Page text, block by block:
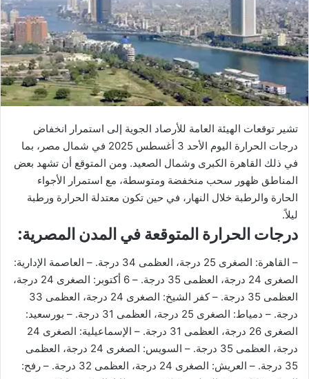
تشير توقعات الهيئة العامة للأرصاد الجوية إلى استمرار انخفاض
درجات الحرارة اليوم الأحد 3 أغسطس 2025 في شمال مصر، بما
في ذلك القاهرة الكبرى وشمال الصعيد. ومن المتوقع أن تشهد بعض
المناطق ظهور سحب منخفضة ومتوسطة، مع استمرار الأجواء
الحارة والرطبة خلال النهار، في حين تكون معتدلة الحرارة ورطبة
ليلاً.
درجات الحرارة المتوقعة في المدن المصرية:
– القاهرة: الصغرى 25 درجة، العظمى 34 درجة. – العاصمة الإدارية:
الصغرى 24 درجة، العظمى 35 درجة. – 6 أكتوبر: الصغرى 24 درجة،
العظمى 35 درجة. – كفر الشيخ: الصغرى 24 درجة، العظمى 33
درجة. – دمياط: الصغرى 25 درجة، العظمى 31 درجة. – بورسعيد:
الصغرى 26 درجة، العظمى 31 درجة. – الإسماعيلية: الصغرى 24
درجة، العظمى 35 درجة. – السويس: الصغرى 24 درجة، العظمى
35 درجة. – العريش: الصغرى 24 درجة، العظمى 32 درجة. – رفح: